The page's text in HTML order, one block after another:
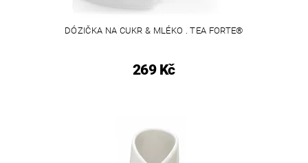
DÓZIČKA NA CUKR & MLÉKO . TEA FORTE®
269 Kč